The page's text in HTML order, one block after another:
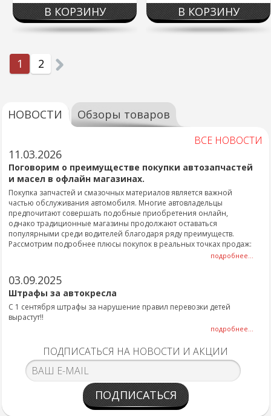
В КОРЗИНУ
В КОРЗИНУ
1 2
НОВОСТИ Обзоры товаров
ВСЕ НОВОСТИ
11.03.2026
Поговорим о преимуществе покупки автозапчастей
и масел в офлайн магазинах.
Покупка запчастей и смазочных материалов является важной
частью обслуживания автомобиля. Многие автовладельцы
предпочитают совершать подобные приобретения онлайн,
однако традиционные магазины продолжают оставаться
популярными среди водителей благодаря ряду преимуществ.
Рассмотрим подробнее плюсы покупок в реальных точках продаж:
подробнее...
03.09.2025
Штрафы за автокресла
С 1 сентября штрафы за нарушение правил перевозки детей
вырастут!!
подробнее...
ПОДПИСАТЬСЯ НА НОВОСТИ И АКЦИИ
ПОДПИСАТЬСЯ